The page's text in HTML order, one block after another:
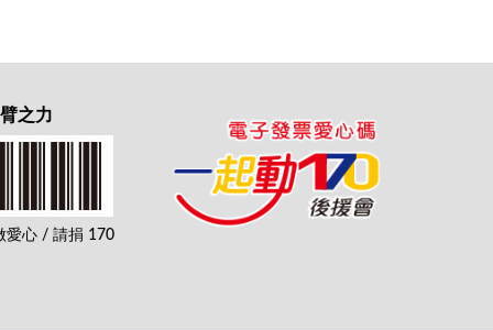
之力
愛心 / 請捐 170